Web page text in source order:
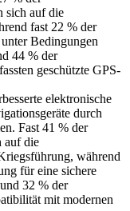
sich auf die
fast 22 % der
Bedingungen
44 % der
geschützte GPS-
elektronische
durch
Fast 41 % der
auf die
während
für eine sichere
32 % der
mit modernen